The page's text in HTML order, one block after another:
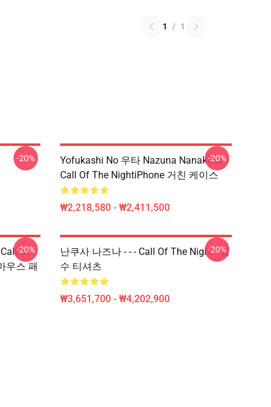
1 / 1
-20%
Yofukashi No 우타 Nazuna Nanakusa
Call Of The NightiPhone 거친 케이스
₩2,218,580 - ₩2,411,500
-20%
Of
우스 패
-20%
난쿠사 나즈나 - - - Call Of The Night - 필
수 티셔츠
₩3,651,700 - ₩4,202,900
-20%